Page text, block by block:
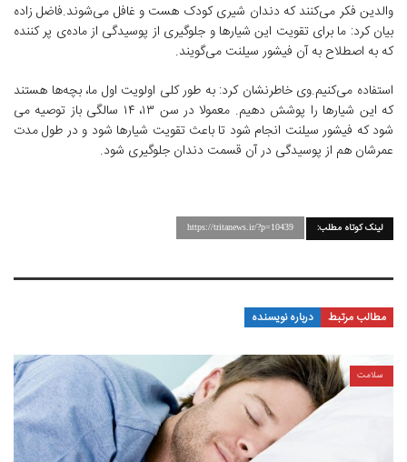
والدین فکر می‌کنند که دندان شیری کودک هست و غافل می‌شوند.فاضل زاده
بیان کرد: ما برای تقویت این شیارها و جلوگیری از پوسیدگی از ماده‌ی پر کننده‌
که به اصطلاح به آن فیشور سیلنت می‌گویند.
استفاده می‌کنیم.وی خاطرنشان کرد: به طور کلی اولویت اول ما، بچه‌ها هستند
که این شیارها را پوشش دهیم. معمولا در سن ۱۳، ۱۴ سالگی باز توصیه می
شود که فیشور سیلنت انجام شود تا باعث تقویت شیارها شود و در طول مدت
عمرشان هم از پوسیدگی در آن قسمت دندان جلوگیری شود.
لینک کوتاه مطلب: https://tritanews.ir/?p=10439
مطالب مرتبط درباره نویسنده
سلامت